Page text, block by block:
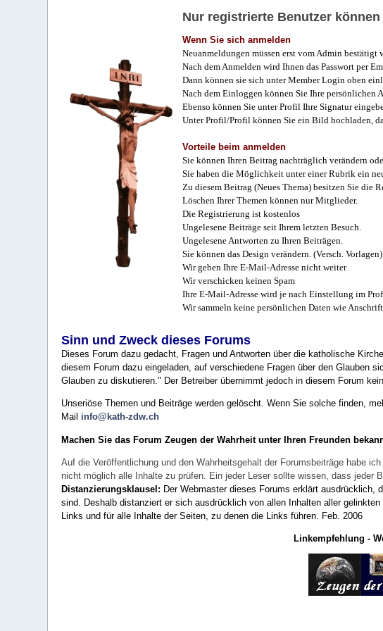
Nur registrierte Benutzer
Wenn Sie sich anmelden
Neuanmeldungen müssen erst vom Admin bestätigt
Nach dem Anmelden wird Ihnen das Passwort per
Dann können sie sich unter Member Login oben
Nach dem Einloggen können Sie Ihre persönlichen
Ebenso können Sie unter Profil Ihre Signatur
Unter Profil/Profil können Sie ein Bild hochladen,
Vorteile beim anmelden
Sie können Ihren Beitrag nachträglich verändern
Sie haben die Möglichkeit unter einer Rubrik ein
Zu diesem Beitrag (Neues Thema) besitzen Sie die
Löschen Ihrer Themen können nur Mitglieder.
Die Registrierung ist kostenlos
Ungelesene Beiträge seit Ihrem letzten Besuch.
Ungelesene Antworten zu Ihren Beiträgen.
Sie können das Design verändern. (Versch. Vorlagen)
Wir geben Ihre E-Mail-Adresse nicht weiter
Wir verschicken keinen Spam
Ihre E-Mail-Adresse wird je nach Einstellung im
Wir sammeln keine persönlichen Daten wie
Sinn und Zweck dieses Forums
Dieses Forum dazu gedacht, Fragen und Antworten über die katholische
diesem Forum dazu eingeladen, auf verschiedene Fragen über den Glauben
Glauben zu diskutieren." Der Betreiber übernimmt jedoch in diesem Forum
Unseriöse Themen und Beiträge werden gelöscht. Wenn Sie solche finden,
Mail info@kath-zdw.ch
Machen Sie das Forum Zeugen der Wahrheit unter Ihren Freunden
Auf die Veröffentlichung und den Wahrheitsgehalt der Forumsbeiträge habe
nicht möglich alle Inhalte zu prüfen. Ein jeder Leser sollte wissen, dass jeder
Distanzierungsklausel: Der Webmaster dieses Forums erklärt
sind. Deshalb distanziert er sich ausdrücklich von allen Inhalten aller
Links und für alle Inhalte der Seiten, zu denen die Links führen.
Feb. 2006
Linkempfehlung -